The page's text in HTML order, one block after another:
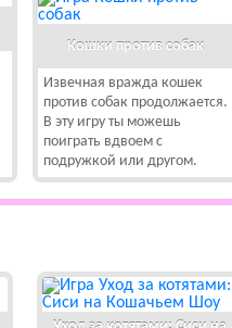
Кошки против собак
Извечная вражда кошек
против собак продолжается.
В эту игру ты можешь
поиграть вдвоем с
подружкой или другом.